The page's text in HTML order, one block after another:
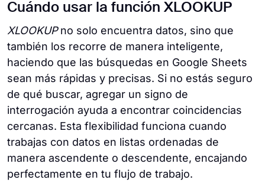
Cuándo usar la función XLOOKUP
XLOOKUPno solo encuentra datos, sino que
también los recorre de manera inteligente,
haciendo que las búsquedas en Google Sheets
sean más rápidas y precisas. Si no estás seguro
de qué buscar, agregar un signo de
interrogación ayuda a encontrar coincidencias
cercanas. Esta flexibilidad funciona cuando
trabajas con datos en listas ordenadas de
manera ascendente o descendente, encajando
perfectamente en tu flujo de trabajo.